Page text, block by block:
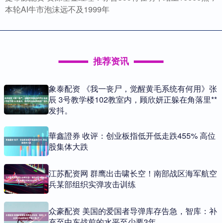
本轮AI牛市泡沫远不及1999年
推荐资讯
象泰配资 《我一丧尸，觉醒黄毛系统有何用》张
辰 3号教学楼102教室内，顾欣妍正躲在角落里**
发抖。
華鑫證券 收评：创业板指低开低走跌455% 高位
股集体大跌
江苏配资网 群鹰出击啸长空！南部战区海军航空
兵某部组织实弹攻击训练
众豪配资 美国的爱国者导弹库存告急，智库：补